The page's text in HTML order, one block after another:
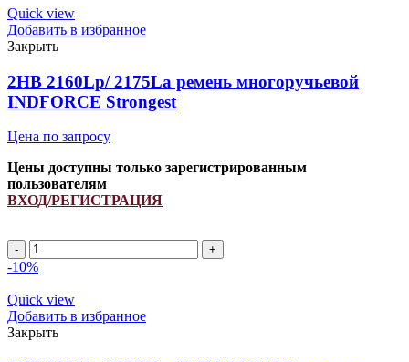
(PCM
6201493/
917533.0)
ремень
многоручьевой
INDFORCE
Strongest
Quick view
Добавить в избранное
Закрыть
2HB 2160Lp/ 2175La ремень многоручьевой
INDFORCE Strongest
Цена по запросу
Цены доступны только зарегистрированным
пользователям
ВХОД/РЕГИСТРАЦИЯ
2HB
2160Lp/
ремень
многоручьевой
INDFORCE
Strongest
-10%
Quick view
Добавить в избранное
Закрыть